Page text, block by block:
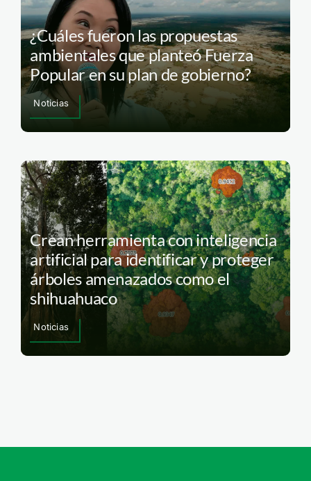
¿Cuáles fueron las propuestas
ambientales que planteó Fuerza
Popular en su plan de gobierno?
Noticias
Crean herramienta con inteligencia
artificial para identificar y proteger
árboles amenazados como el
shihuahuaco
Noticias